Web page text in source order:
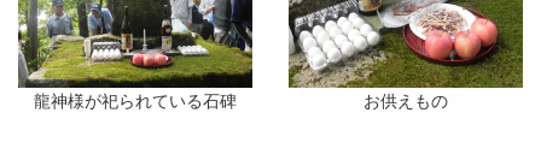
龍神様が祀られている石碑 お供えもの